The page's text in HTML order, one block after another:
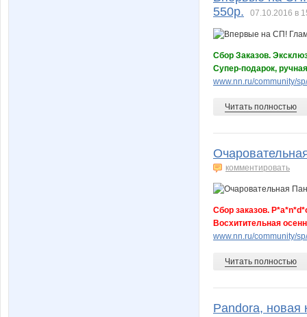
550р.
07.10.2016 в
Сбор Заказов.
Супер-подарок,
www.nn.ru/community/
Читать полностью
комментировать
Сбор заказов.
Восхитительная
www.nn.ru/community/
Читать полностью
Pandora, новая